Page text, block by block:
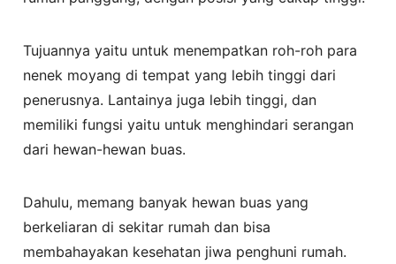
Tujuannya yaitu untuk menempatkan roh-roh para
nenek moyang di tempat yang lebih tinggi dari
penerusnya. Lantainya juga lebih tinggi, dan
memiliki fungsi yaitu untuk menghindari serangan
dari hewan-hewan buas.
Dahulu, memang banyak hewan buas yang
berkeliaran di sekitar rumah dan bisa
membahayakan kesehatan jiwa penghuni rumah.